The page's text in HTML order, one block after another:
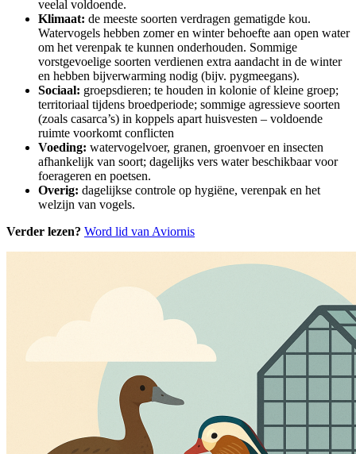
veelal voldoende.
Klimaat: de meeste soorten verdragen gematigde kou.
Watervogels hebben zomer en winter behoefte aan open water
om het verenpak te kunnen onderhouden. Sommige
vorstgevoelige soorten verdienen extra aandacht in de winter
en hebben bijverwarming nodig (bijv. pygmeegans).
Sociaal: groepsdieren; te houden in kolonie of kleine groep;
territoriaal tijdens broedperiode; sommige agressieve soorten
(zoals casarca’s) in koppels apart huisvesten – voldoende
ruimte voorkomt conflicten
Voeding: watervogelvoer, granen, groenvoer en insecten
afhankelijk van soort; dagelijks vers water beschikbaar voor
foerageren en poetsen.
Overig: dagelijkse controle op hygiëne, verenpak en het
welzijn van vogels.
Verder lezen? Word lid van Aviornis